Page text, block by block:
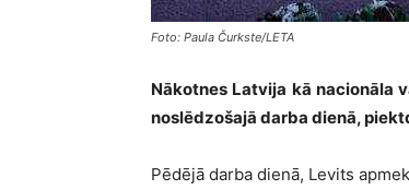
Foto: Paula Čurkste/LETA
Nākotnes Latvija kā nacionāla
noslēdzošajā darba dienā,
Pēdējā darba dienā, Levits